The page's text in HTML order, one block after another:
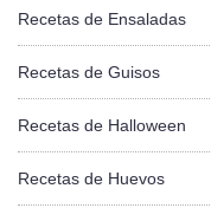
Recetas de Ensaladas
Recetas de Guisos
Recetas de Halloween
Recetas de Huevos